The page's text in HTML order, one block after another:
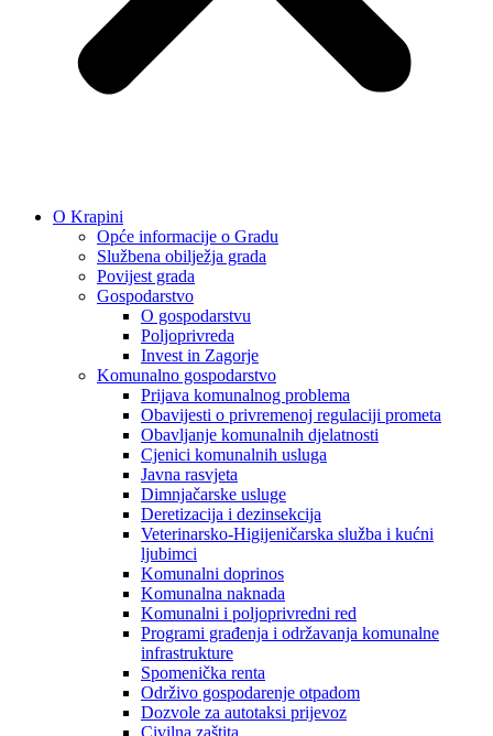
O Krapini
Opće informacije o Gradu
Službena obilježja grada
Povijest grada
Gospodarstvo
O gospodarstvu
Poljoprivreda
Invest in Zagorje
Komunalno gospodarstvo
Prijava komunalnog problema
Obavijesti o privremenoj regulaciji prometa
Obavljanje komunalnih djelatnosti
Cjenici komunalnih usluga
Javna rasvjeta
Dimnjačarske usluge
Deretizacija i dezinsekcija
Veterinarsko-Higijeničarska služba i kućni
ljubimci
Komunalni doprinos
Komunalna naknada
Komunalni i poljoprivredni red
Programi građenja i održavanja komunalne
infrastrukture
Spomenička renta
Održivo gospodarenje otpadom
Dozvole za autotaksi prijevoz
Civilna zaštita